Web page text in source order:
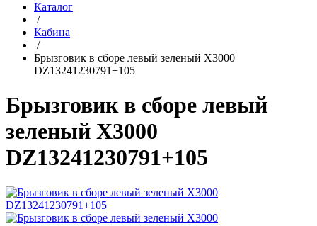
Каталог
/
Кабина
/
Брызговик в сборе левый зеленый X3000
DZ13241230791+105
Брызговик в сборе левый
зеленый X3000
DZ13241230791+105